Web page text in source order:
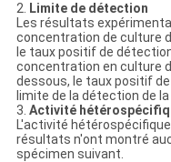
2. Limite de détection
Les résultats
concentration de culture
le taux positif de
concentration en culture
dessous, le taux positif
limite de la détection de
3. Activité
L'activité
résultats n'ont montré
spécimen suivant.